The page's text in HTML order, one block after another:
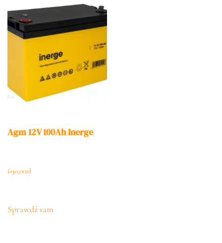
Agm 12V 100Ah Inerge
690,00zł
Sprawdź sam